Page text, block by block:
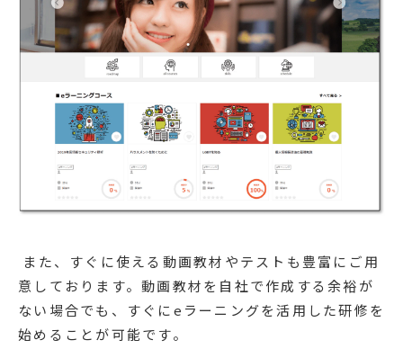
また、すぐに使える動画教材やテストも豊富にご用
意しております。動画教材を自社で作成する余裕が
ない場合でも、すぐにeラーニングを活用した研修を
始めることが可能です。